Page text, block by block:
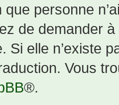
que personne
de demander
Si elle n’existe
Vous
®.